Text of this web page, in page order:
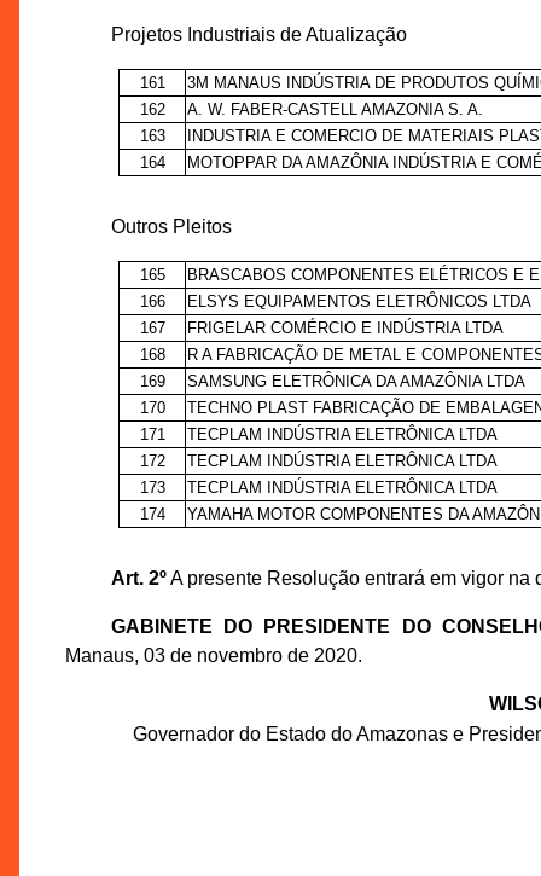
Projetos Industriais de Atualização
161
3M MANAUS INDÚSTRIA DE PRODUTOS
162
A. W. FABER-CASTELL AMAZONIA S. A.
163
INDUSTRIA E COMERCIO DE MATERIAIS
164
MOTOPPAR DA AMAZÔNIA INDÚSTRIA E
Outros Pleitos
165
BRASCABOS COMPONENTES ELÉTRICOS E
166
ELSYS EQUIPAMENTOS ELETRÔNICOS LTDA
167
FRIGELAR COMÉRCIO E INDÚSTRIA LTDA
168
R A FABRICAÇÃO DE METAL E
169
SAMSUNG ELETRÔNICA DA AMAZÔNIA LTDA
170
TECHNO PLAST FABRICAÇÃO DE
171
TECPLAM INDÚSTRIA ELETRÔNICA LTDA
172
TECPLAM INDÚSTRIA ELETRÔNICA LTDA
173
TECPLAM INDÚSTRIA ELETRÔNICA LTDA
174
YAMAHA MOTOR COMPONENTES DA
Art. 2ºA presente Resolução entrará em vigor na
GABINETE DO PRESIDENTE DO
Manaus, 03 de novembro de 2020.
Governador do Estado do Amazonas e